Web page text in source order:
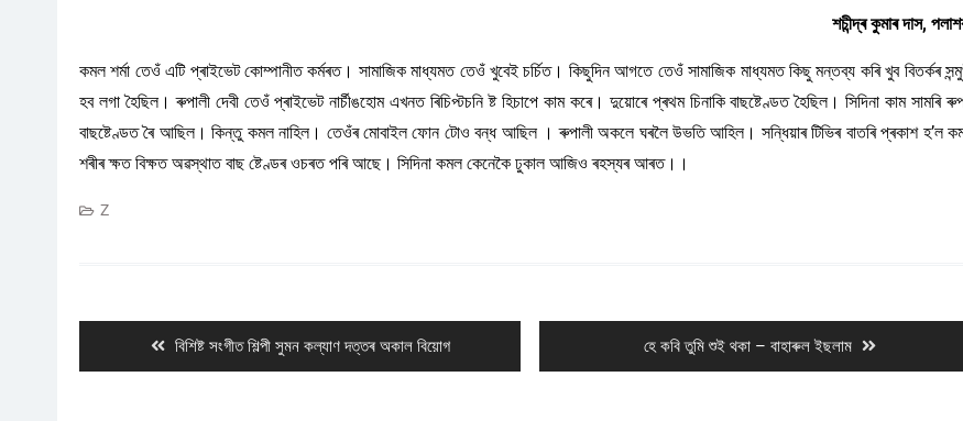
শচীন্দ্ৰ কুমাৰ দাস,
কমল শৰ্মা তেওঁ এটি প্ৰাইভেট কোম্পানীত কৰ্মৰত। সামাজিক মাধ্যমত তেওঁ খুবেই চৰ্চিত। কিছুদিন আগতে তেওঁ সামাজিক মাধ্যমত কিছু মন্তব্য ‌কৰি খুব বিতৰ্কৰ
হব লগা হৈছিল। ৰুপালী দেবী তেওঁ প্ৰাইভেট নাৰ্চীঙহোম এখনত ৰিচিপ্টচনি ষ্ট হিচাপে কাম কৰে। দুয়োৰে প্ৰথম চিনাকি বাছষ্টেণ্ডত হৈছিল। সিদিনা কাম সামৰি
বাছষ্টেণ্ডত ৰৈ আছিল। কিন্তু কমল নাহিল। তেওঁৰ মোবাইল ফোন টোও বন্ধ ‌আছিল । ৰুপালী অকলে ঘৰলৈ উভতি আহিল। সন্ধিয়াৰ টিভিৰ বাতৰি প্ৰকাশ হ’ল
শৰীৰ ক্ষত‌ বিক্ষত অৱস্থাত বাছ ষ্টেণ্ডৰ ওচৰত পৰি আছে। সিদিনা কমল কেনেকৈ ঢুকাল আজিও ৰহস্যৰ‌ আৰত।।
Z
Previous
post:
বিশিষ্ট সংগীত শিল্পী সুমন কল্যাণ দত্তৰ অকাল বিয়োগ
Next
post:
হে কবি তুমি শুই থকা – বাহাৰুল ইছলাম